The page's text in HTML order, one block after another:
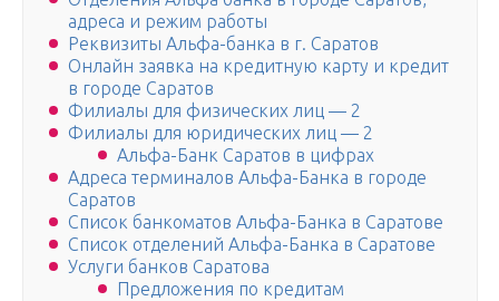
адреса и режим работы
Реквизиты Альфа-банка в г. Саратов
Онлайн заявка на кредитную карту и кредит
в городе Саратов
Филиалы для физических лиц — 2
Филиалы для юридических лиц — 2
Альфа-Банк Саратов в цифрах
Адреса терминалов Альфа-Банка в городе
Саратов
Список банкоматов Альфа-Банка в Саратове
Список отделений Альфа-Банка в Саратове
Услуги банков Саратова
Предложения по кредитам